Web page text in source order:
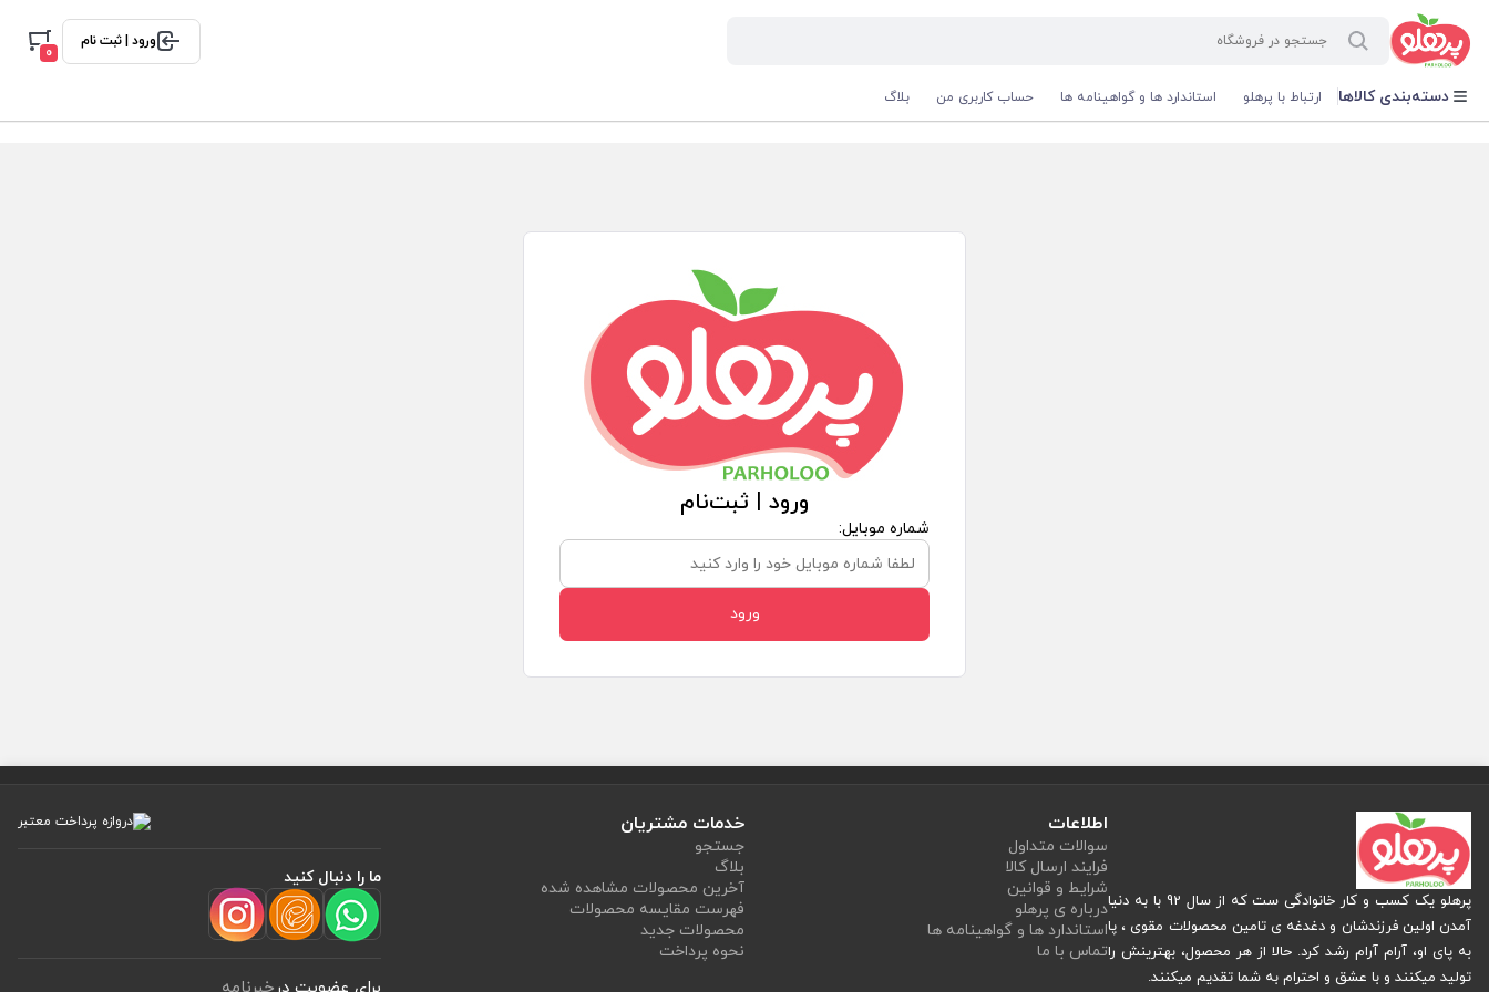
ورود | ثبت نام
0
دسته‌بندی کالاها ارتباط با پرهلو استاندارد ها و گواهینامه ها حساب کاربری من بلاگ
ورود | ثبت‌نام
شماره موبایل:
ورود
پرهلو یک کسب و کار خانوادگی ست که از سال 92 با به دنیا
آمدن اولین فرزندشان و دغدغه ی تامین محصولات مقوی ، پا
به پای او، آرام آرام رشد کرد. حالا از هر محصول، بهترینش را
تولید میکنند و با عشق و احترام به شما تقدیم میکنند.
اطلاعات
سوالات متداول
فرایند ارسال کالا
شرایط و قوانین
درباره ی پرهلو
استاندارد ها و گواهینامه ها
تماس با ما
خدمات مشتریان
جستجو
بلاگ
آخرین محصولات مشاهده شده
فهرست مقایسه محصولات
محصولات جدید
نحوه پرداخت
ما را دنبال کنید